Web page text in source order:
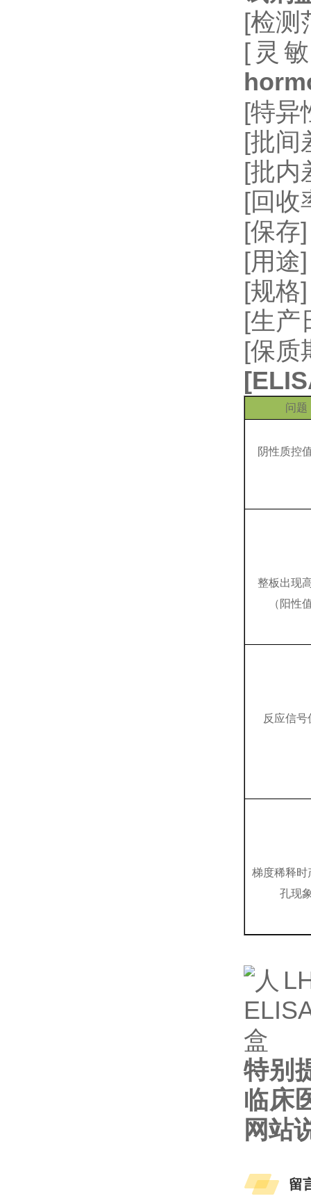
[检测
[灵
[特异
[批间
[批内
[回收
[保存
[用途
[规格
[生产
[保
[
问题
阴性质控
整板出现
（阳性
反应信号
梯度稀释时
孔现
特别
临床
网站
留